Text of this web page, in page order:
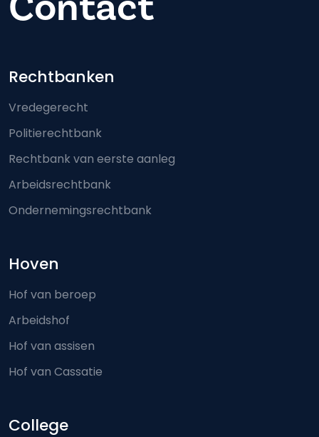
Footer-menu
Rechtbanken
Vredegerecht
Politierechtbank
Rechtbank van eerste aanleg
Arbeidsrechtbank
Ondernemingsrechtbank
Hoven
Hof van beroep
Arbeidshof
Hof van assisen
Hof van Cassatie
College